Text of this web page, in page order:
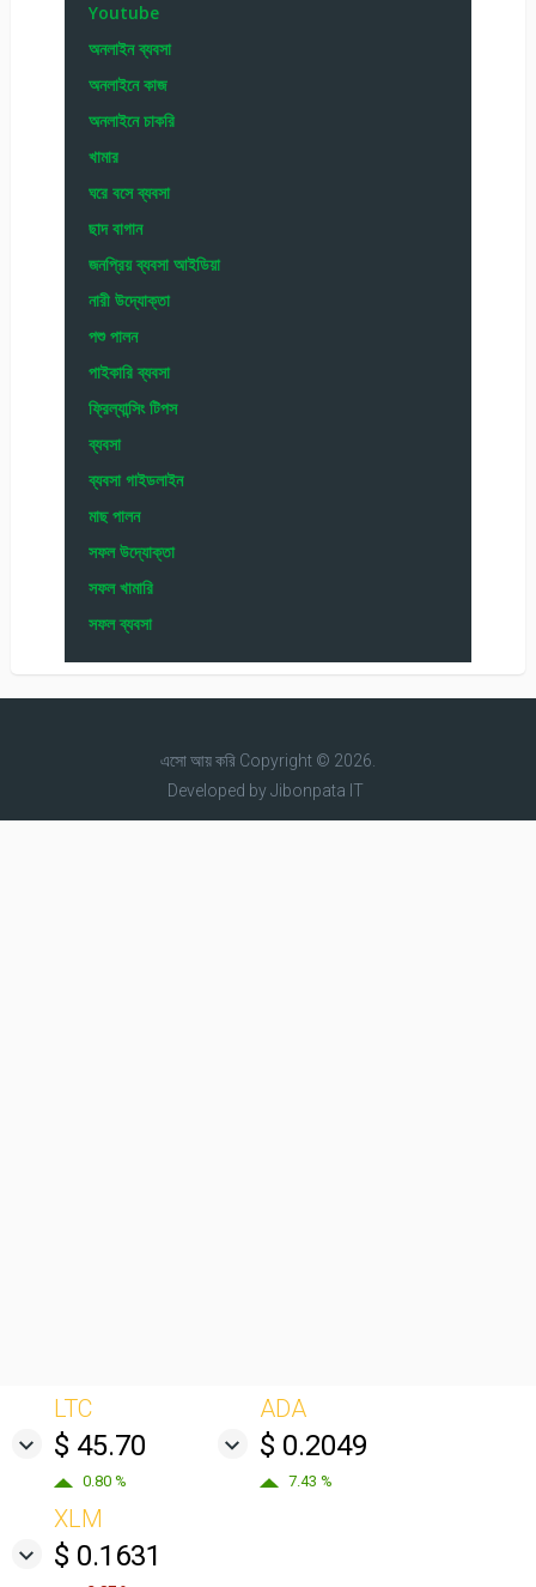
Youtube
অনলাইন ব্যবসা
অনলাইনে কাজ
অনলাইনে চাকরি
খামার
ঘরে বসে ব্যবসা
ছাদ বাগান
জনপ্রিয় ব্যবসা আইডিয়া
নারী উদ্যোক্তা
পশু পালন
পাইকারি ব্যবসা
ফ্রিল্যান্সিং টিপস
ব্যবসা
ব্যবসা গাইডলাইন
মাছ পালন
সফল উদ্যোক্তা
সফল খামারি
সফল ব্যবসা
এসো আয় করিCopyright © 2026.
Developed byJibonpata IT
LTC
$ 45.70
0.80 %
ADA
$ 0.2049
7.43 %
XLM
$ 0.1631